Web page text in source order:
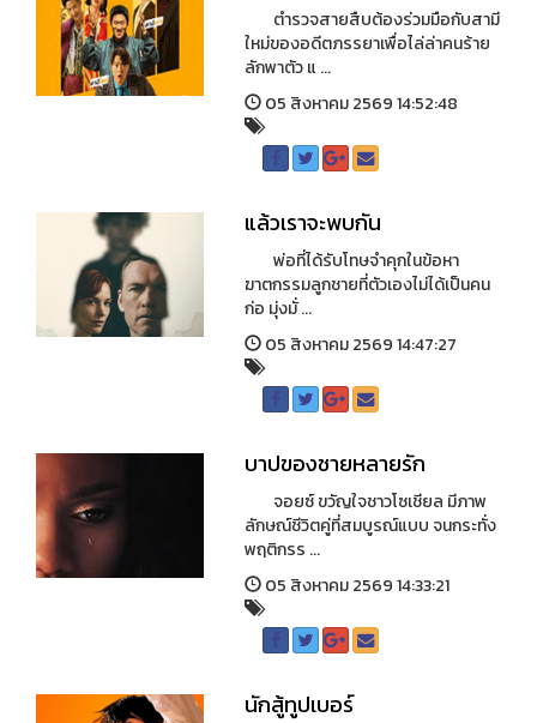
ตำรวจสายสืบต้องร่วมมือกับสามี
ใหม่ของอดีตภรรยาเพื่อไล่ล่าคนร้าย
ลักพาตัว แ ...
05 สิงหาคม 2569 14:52:48
แล้วเราจะพบกัน
พ่อที่ได้รับโทษจำคุกในข้อหา
ฆาตกรรมลูกชายที่ตัวเองไม่ได้เป็นคน
ก่อ มุ่งมั่ ...
05 สิงหาคม 2569 14:47:27
บาปของชายหลายรัก
จอยซ์ ขวัญใจชาวโซเชียล มีภาพ
ลักษณ์ชีวิตคู่ที่สมบูรณ์แบบ จนกระทั่ง
พฤติกรร ...
05 สิงหาคม 2569 14:33:21
นักสู้ทูปเบอร์